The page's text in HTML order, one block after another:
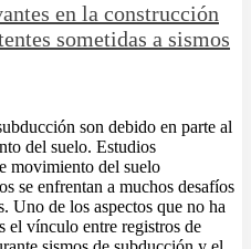
en la construcción
sometidas a sismos
son debido en parte al
del suelo. Estudios
movimiento del suelo
se enfrentan a muchos desafíos
Uno de los aspectos que no ha
el vínculo entre registros de